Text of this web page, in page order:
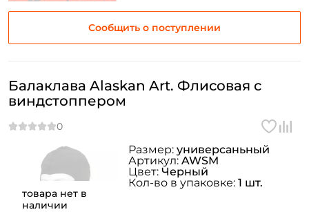
Сообщить о поступлении
товара нет в
наличии
Балаклава Alaskan Art. Флисовая с
виндстоппером
Размер: универсаньный
Артикул: AWSM
Цвет: Черный
Кол-во в упаковке: 1 шт.